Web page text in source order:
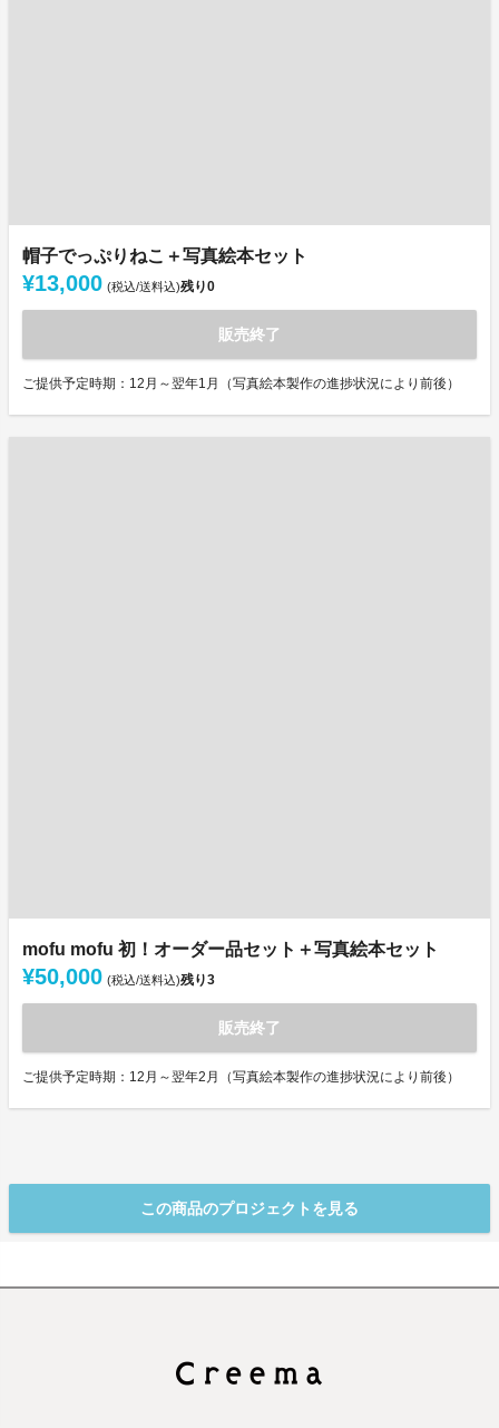
帽子でっぷりねこ＋写真絵本セット
¥13,000 (税込/送料込)残り0
販売終了
ご提供予定時期：12月～翌年1月（写真絵本製作の進捗状況により前後）
mofu mofu 初！オーダー品セット＋写真絵本セット
¥50,000 (税込/送料込)残り3
販売終了
ご提供予定時期：12月～翌年2月（写真絵本製作の進捗状況により前後）
この商品のプロジェクトを見る